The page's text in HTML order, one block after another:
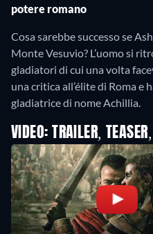
potere romano
Cosa sarebbe successo se
Monte Vesuvio? L’uomo si
gladiatori di cui una volta
una critica all’élite di Roma e
gladiatrice di nome Achillia.
VIDEO: TRAILER,